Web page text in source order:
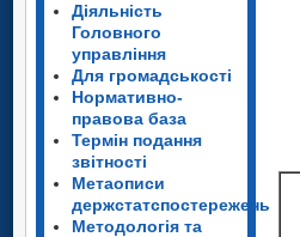
Діяльність
Головного
управління
Для громадськості
Нормативно-
правова база
Термін подання
звітності
Метаописи
держстатспостережень
Методологія та